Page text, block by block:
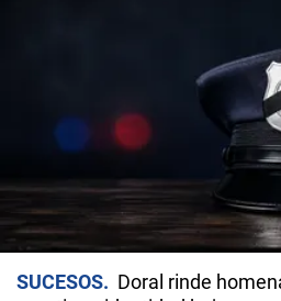
SUCESOS
Doral rinde